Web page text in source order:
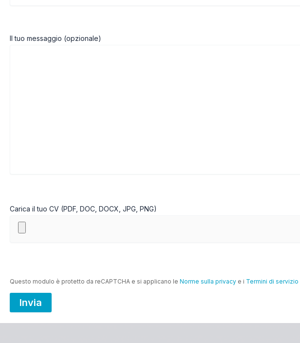
Il tuo messaggio (opzionale)
Carica il tuo CV (PDF, DOC, DOCX, JPG, PNG)
Questo modulo è protetto da reCAPTCHA e si applicano le Norme sulla privacy e i Termini di servizio